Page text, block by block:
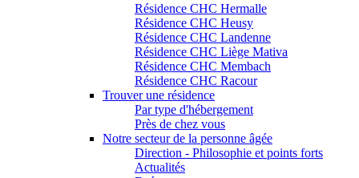
Résidence CHC Hermalle
Résidence CHC Heusy
Résidence CHC Landenne
Résidence CHC Liège Mativa
Résidence CHC Membach
Résidence CHC Racour
Trouver une résidence
Par type d'hébergement
Près de chez vous
Notre secteur de la personne âgée
Direction - Philosophie et points forts
Actualités